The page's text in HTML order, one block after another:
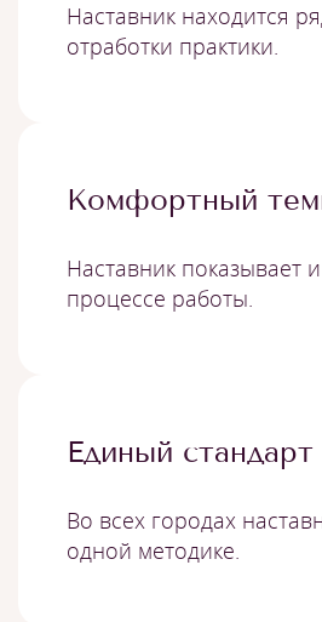
Наставник находится
отработки практики.
Комфортный
Наставник показывает
процессе работы.
Единый
Во всех городах
одной методике.